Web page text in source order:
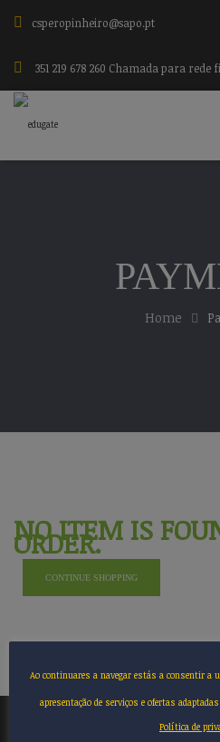
csperopinheiro@sapo.pt
351 219 678 260 Chamada para rede
Home
NO ITEM IS
ORDER.
CONTINUE SHOPPING
Ao continuares a navegar estás a consentir a
apresentação de serviços e ofertas
Política de